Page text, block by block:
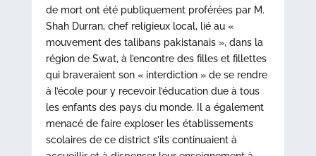
de mort ont été publiquement proférées par M.
Shah Durran, chef religieux local, lié au «
mouvement des talibans pakistanais », dans la
région de Swat, à l’encontre des filles et fillettes
qui braveraient son « interdiction » de se rendre
à l’école pour y recevoir l’éducation due à tous
les enfants des pays du monde. Il a également
menacé de faire exploser les établissements
scolaires de ce district s’ils continuaient à